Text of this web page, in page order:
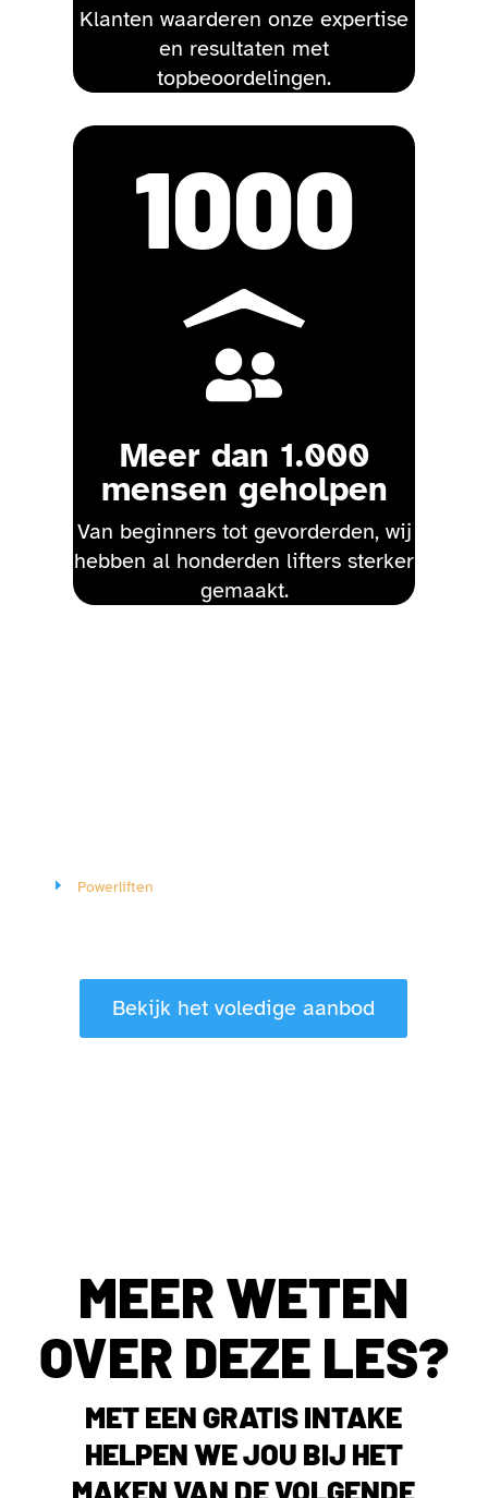
Klanten waarderen onze expertise
en resultaten met
topbeoordelingen.
1000

Meer dan 1.000
mensen geholpen
Van beginners tot gevorderden, wij
hebben al honderden lifters sterker
gemaakt.
Powerliften
Bekijk het voledige aanbod
MEER WETEN
OVER DEZE LES?
MET EEN GRATIS INTAKE
HELPEN WE JOU BIJ HET
MAKEN VAN DE VOLGENDE